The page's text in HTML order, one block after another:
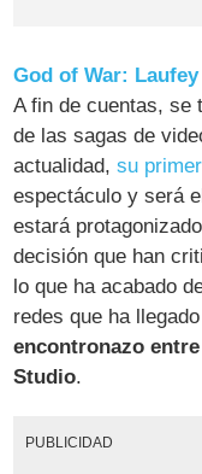
God of War: Laufey
A fin de cuentas, se
de las sagas de
actualidad,su
espectáculo y será
estará
decisión que han
lo que ha acabado
redes que ha
encontronazo
Studio.
PUBLICIDAD